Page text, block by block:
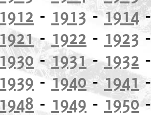
1912 - 1913 -1914
1921- 1922 - 1923
1930-1931-1932
1939-1940-1941
1948 - 1949 -1950